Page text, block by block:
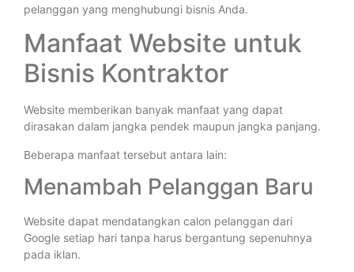
pelanggan yang menghubungi bisnis Anda.
Manfaat Website untuk
Bisnis Kontraktor
Website memberikan banyak manfaat yang dapat
dirasakan dalam jangka pendek maupun jangka panjang.
Beberapa manfaat tersebut antara lain:
Menambah Pelanggan Baru
Website dapat mendatangkan calon pelanggan dari
Google setiap hari tanpa harus bergantung sepenuhnya
pada iklan.